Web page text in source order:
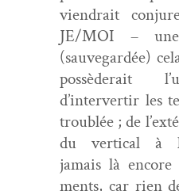
viendrait
JE/MOI –
(sauve­g­ardée)
pos­sèderait
d’intervertir les
trou­blée ; de
du ver­ti­cal à
jamais là
ments, car rien